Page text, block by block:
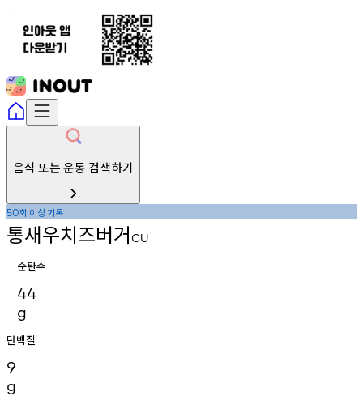
음식 또는 운동 검색하기
50회 이상기록
통새우치즈버거 CU
순탄수
44
g
단백질
9
g